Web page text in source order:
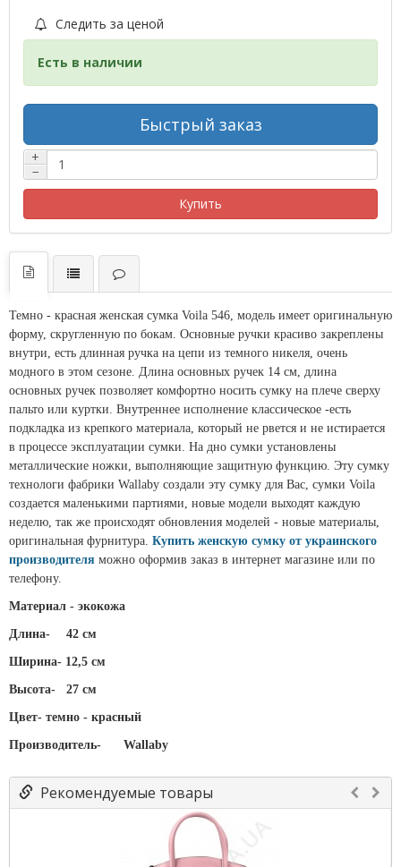
Следить за ценой
Есть в наличии
Быстрый заказ
+
−
Купить
Темно - красная женская сумка Voila 546, модель имеет оригинальную
форму, скругленную по бокам. Основные ручки красиво закреплены
внутри, есть длинная ручка на цепи из темного никеля, очень
модного в этом сезоне. Длина основных ручек 14 см, длина
основных ручек позволяет комфортно носить сумку на плече сверху
пальто или куртки. Внутреннее исполнение классическое -есть
подкладка из крепкого материала, который не рвется и не истирается
в процессе эксплуатации сумки. На дно сумки установлены
металлические ножки, выполняющие защитную функцию. Эту сумку
технологи фабрики Wallaby создали эту сумку для Вас, сумки Voila
создается маленькими партиями, новые модели выходят каждую
неделю, так же происходят обновления моделей - новые материалы,
оригинальная фурнитура. Купить женскую сумку от украинского
производителя можно оформив заказ в интернет магазине или по
телефону.
Материал - экокожа
Длина- 42 см
Ширина- 12,5 см
Высота- 27 см
Цвет- темно - красный
Производитель- Wallaby
Рекомендуемые товары